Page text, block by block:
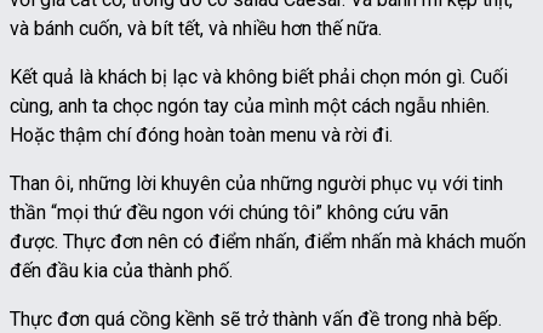
và bánh cuốn, và bít tết, và nhiều hơn thế nữa.
Kết quả là khách bị lạc và không biết phải chọn món gì. Cuối
cùng, anh ta chọc ngón tay của mình một cách ngẫu nhiên.
Hoặc thậm chí đóng hoàn toàn menu và rời đi.
Than ôi, những lời khuyên của những người phục vụ với tinh
thần “mọi thứ đều ngon với chúng tôi” không cứu vãn
được. Thực đơn nên có điểm nhấn, điểm nhấn mà khách muốn
đến đầu kia của thành phố.
Thực đơn quá cồng kềnh sẽ trở thành vấn đề trong nhà bếp.